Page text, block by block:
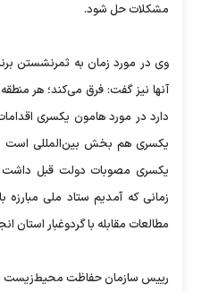
مشکلات حل شود‌.
وی در مورد زمان به ثمر‌نشستن
آنها نیز گفت: فرق می‌کند؛ هر
دارد در مورد هامون یکسری
یکسری هم بخش بین‌المللی است
یکسری مصوبات دولت قبل داشت
زمانی که آمدیم ستاد ملی مبارزه
مطالعات مقابله با گرد‌و‌غبار استان
رییس سازمان حفاظت محیط‌زیست